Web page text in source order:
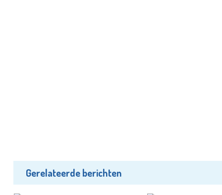
Gerelateerde berichten